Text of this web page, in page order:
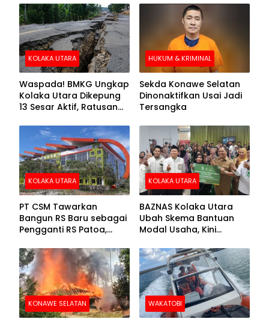
KOLAKA UTARA
Waspada! BMKG Ungkap
Kolaka Utara Dikepung
13 Sesar Aktif, Ratusan
HUKUM & KRIMINAL
Sekda Konawe Selatan
Dinonaktifkan Usai Jadi
Tersangka
KOLAKA UTARA
PT CSM Tawarkan
Bangun RS Baru sebagai
Pengganti RS Patoa,
Kolut
KOLAKA UTARA
BAZNAS Kolaka Utara
Ubah Skema Bantuan
Modal Usaha, Kini
Barang Senilai Rp419,5
Juta
KONAWE SELATAN WAKATOBI